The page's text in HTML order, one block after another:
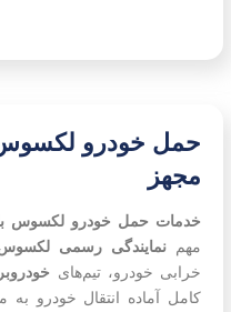
حمل خودرو لکسوس
مجهز
خدمات حمل خودرو لکسوس
مهمنمایندگی رسمی
خرابی خودرو، تیم‌های
کامل آماده انتقال خودرو به